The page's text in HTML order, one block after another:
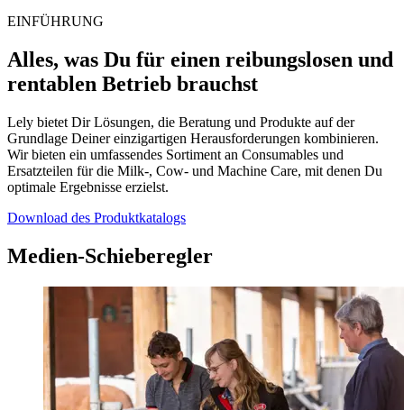
EINFÜHRUNG
Alles, was Du für einen reibungslosen und
rentablen Betrieb brauchst
Lely bietet Dir Lösungen, die Beratung und Produkte auf der
Grundlage Deiner einzigartigen Herausforderungen kombinieren.
Wir bieten ein umfassendes Sortiment an Consumables und
Ersatzteilen für die Milk-, Cow- und Machine Care, mit denen Du
optimale Ergebnisse erzielst.
Download des Produktkatalogs
Medien-Schieberegler